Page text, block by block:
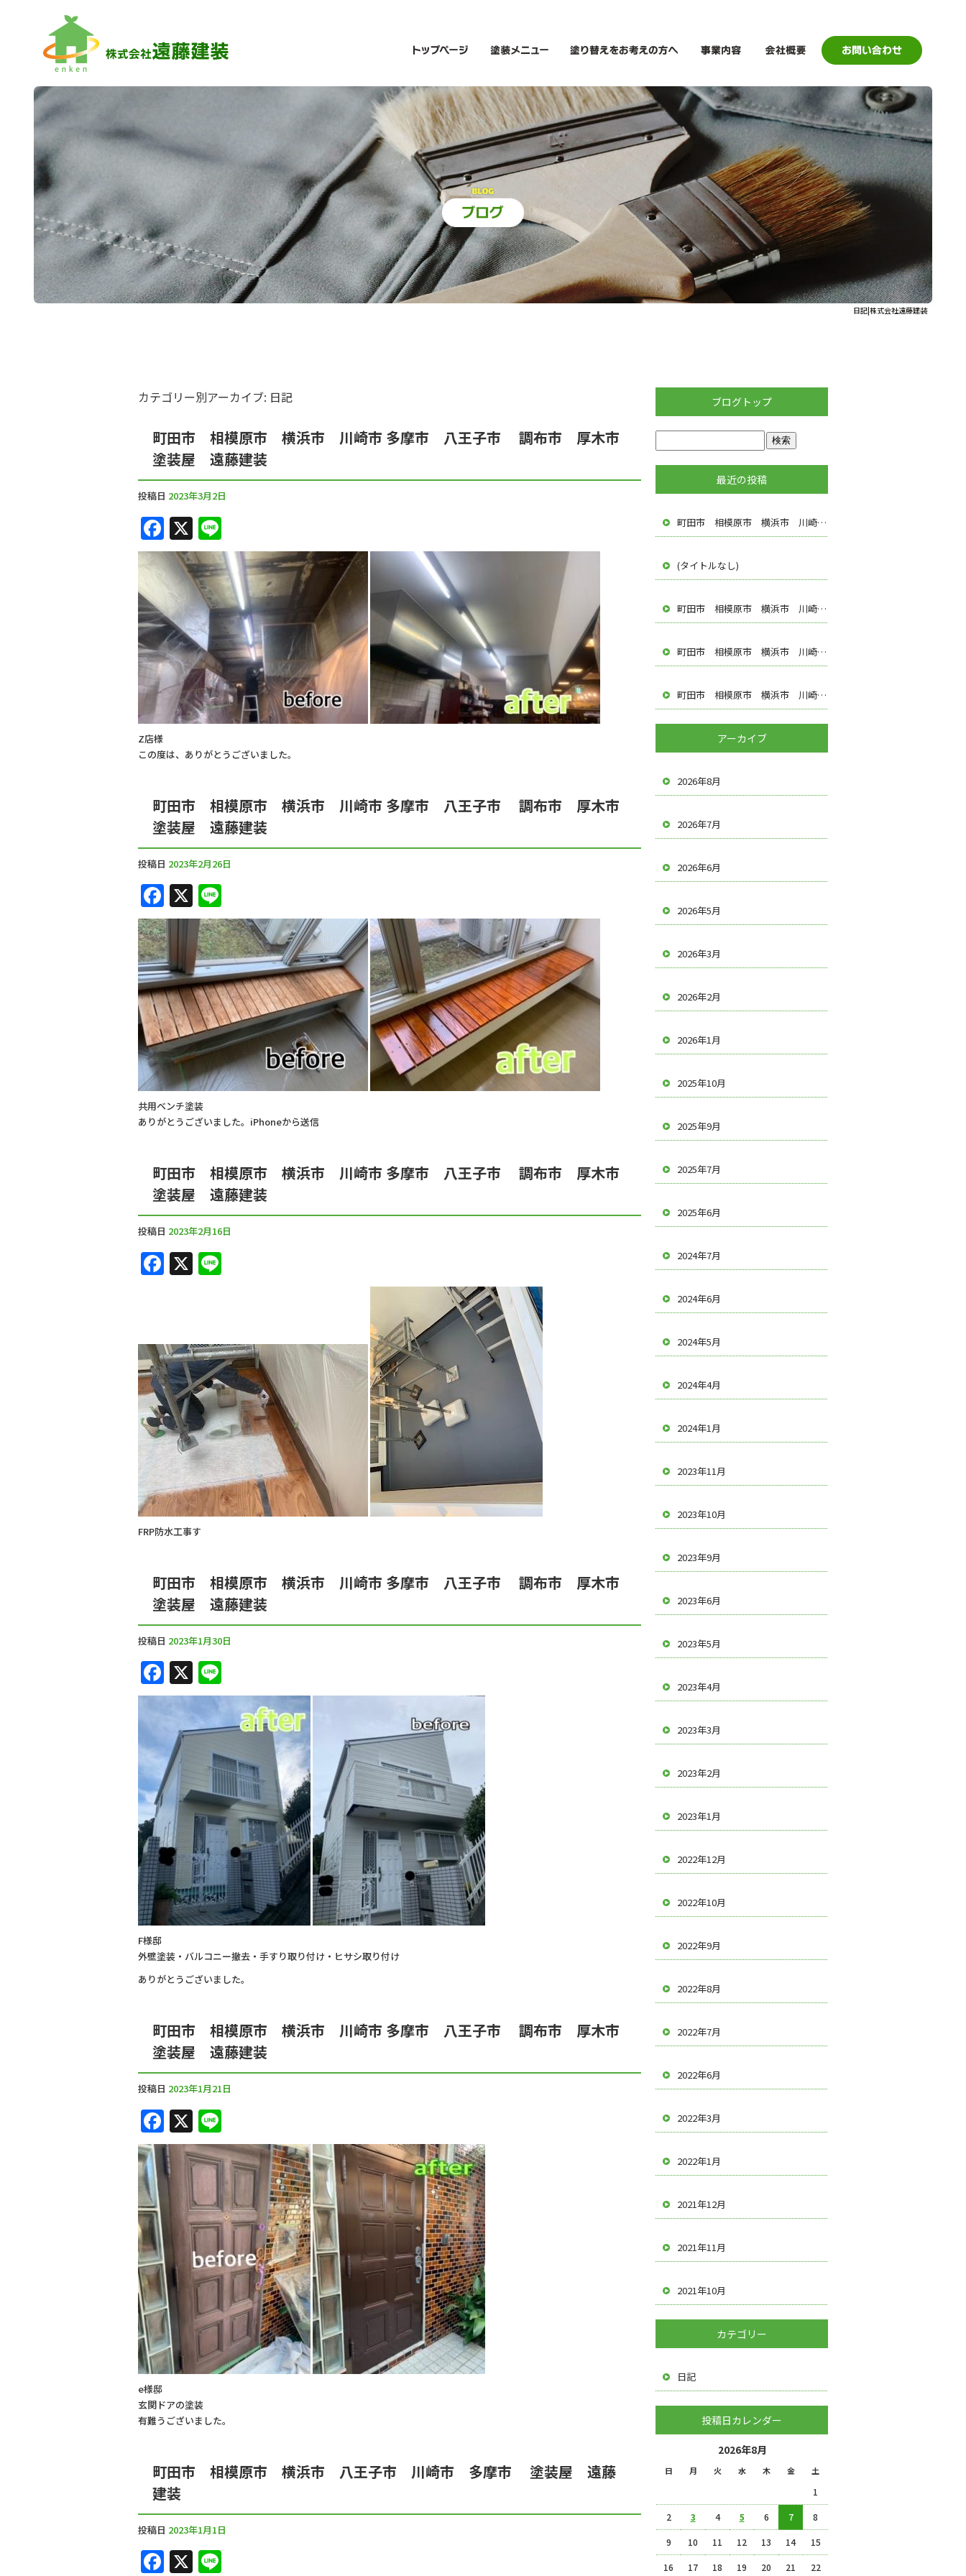
日記|株式会社遠藤建装
カテゴリー別アーカイブ: 日記
町田市 相模原市 横浜市 川崎市 多摩市 八王子市 調布市 厚木市
塗装屋 遠藤建装
投稿日 2023年3月2日
F
a
c
e
b
o
o
k
X
n
e
Z店様
この度は、ありがとうございました。
町田市 相模原市 横浜市 川崎市 多摩市 八王子市 調布市 厚木市
塗装屋 遠藤建装
投稿日 2023年2月26日
F
a
c
e
b
o
o
k
X
n
e
共用ベンチ塗装
ありがとうございました。iPhoneから送信
町田市 相模原市 横浜市 川崎市 多摩市 八王子市 調布市 厚木市
塗装屋 遠藤建装
投稿日 2023年2月16日
F
a
b
o
o
k
X
FRP防水工事す
町田市 相模原市 横浜市 川崎市 多摩市 八王子市 調布市 厚木市
塗装屋 遠藤建装
投稿日 2023年1月30日
F
a
c
e
b
o
o
k
X
n
e
F様邸
外壁塗装・バルコニー撤去・手すり取り付け・ヒサシ取り付け
ありがとうございました。
町田市 相模原市 横浜市 川崎市 多摩市 八王子市 調布市 厚木市
塗装屋 遠藤建装
投稿日 2023年1月21日
F
a
c
e
b
o
o
k
X
n
e
e様邸
玄関ドアの塗装
有難うございました。
町田市 相模原市 横浜市 八王子市 川崎市 多摩市 塗装屋 遠藤
建装
投稿日 2023年1月1日
F X
ブログトップ
最近の投稿
町田市 相模原市 横浜市 川崎市 多摩市 八王子市 調布市 厚木市 塗装屋 遠藤建装
(タイトルなし)
町田市 相模原市 横浜市 川崎市 多摩市 八王子市 調布市 厚木市 塗装屋 株式会社遠藤建装
町田市 相模原市 横浜市 川崎市 多摩市 八王子市 調布市 厚木市 塗装屋 遠藤建装
町田市 相模原市 横浜市 川崎市 多摩市 八王子市 調布市 厚木市 塗装屋 遠藤建装
アーカイブ
2026年8月
2026年7月
2026年6月
2026年5月
2026年3月
2026年2月
2026年1月
2025年10月
2025年9月
2025年7月
2025年6月
2024年7月
2024年6月
2024年5月
2024年4月
2024年1月
2023年11月
2023年10月
2023年9月
2023年6月
2023年5月
2023年4月
2023年3月
2023年2月
2023年1月
2022年12月
2022年10月
2022年9月
2022年8月
2022年7月
2022年6月
2022年3月
2022年1月
2021年12月
2021年11月
2021年10月
カテゴリー
日記
投稿日カレンダー
2026年8月
日 月 火 水 木 金 土
1
2 3 4 5 6 7 8
9 10 11 12 13 14 15
16 17 18 19 20 21 22